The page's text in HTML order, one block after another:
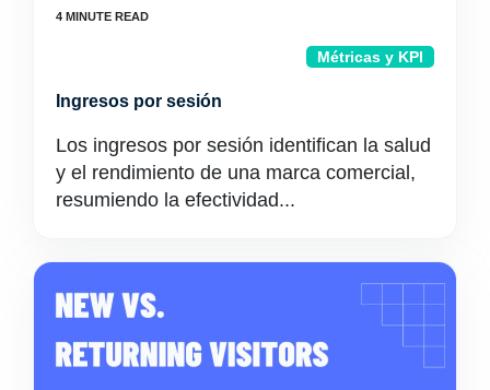
Métricas y KPI
Ingresos por sesión
Los ingresos por sesión identifican la salud
y el rendimiento de una marca comercial,
resumiendo la efectividad...